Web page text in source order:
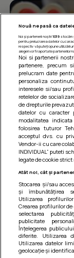
Barcute
Un deliciu usor
Nouă ne pasă ca
Noi și partenerii noștri 1019stocăm
pentru prelucrarea datelor cu
respectiv vă puteți opune utilizării
alegeri vor fi raportate partenerilor
Noi si partenerii
partenere, precum
prelucram date
personaliza
interesele si/sau
retelelor de
de drepturile
datelor cu caracter
modalitatea
folosirea tuturor
acceptul dvs. cu
Vendor-ii cu care
INDIVIDUAL” puteti
legate de cookie
Atât noi, cât și
Stocarea și/sau
și îmbunătățirea
Utilizarea
Crearea profilurilor
selectarea
publicitate
Înțelegerea
diferite. Utilizarea
Utilizarea datelor
geolocație și